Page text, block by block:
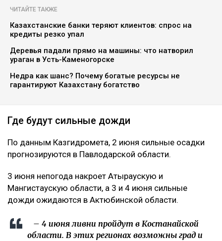
ЧИТАЙТЕ ТАКЖЕ
Казахстанские банки теряют клиентов: спрос на
кредиты резко упал
Деревья падали прямо на машины: что натворил
ураган в Усть-Каменогорске
Недра как шанс? Почему богатые ресурсы не
гарантируют Казахстану богатство
Где будут сильные дожди
По данным Казгидромета, 2 июня сильные осадки
прогнозируются в Павлодарской области.
3 июня непогода накроет Атыраускую и
Мангистаускую области, а 3 и 4 июня сильные
дожди ожидаются в Актюбинской области.
– 4 июня ливни пройдут в Костанайской
области. В этих регионах возможны град и